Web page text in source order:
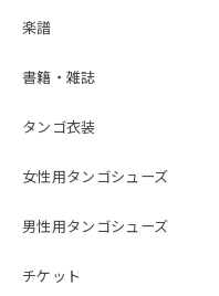
楽譜
書籍・雑誌
タンゴ衣装
女性用タンゴシューズ
男性用タンゴシューズ
チケット